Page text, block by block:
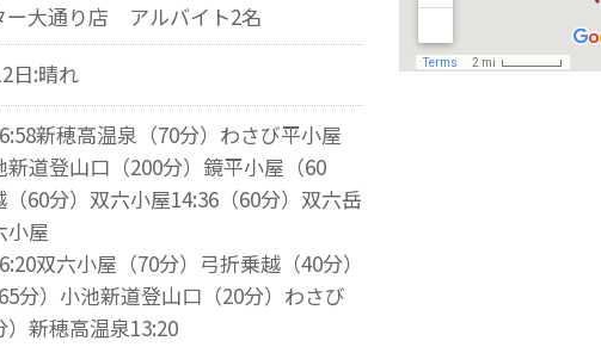
ー大通り店 アルバイト2名
日:晴れ
6:58新穂高温泉（70分）わさび平小屋
新道登山口（200分）鏡平小屋（60
60分）双六小屋14:36（60分）双六岳
小屋
双六小屋（70分）弓折乗越（40分）
分）小池新道登山口（20分）わさび
）新穂高温泉13:20